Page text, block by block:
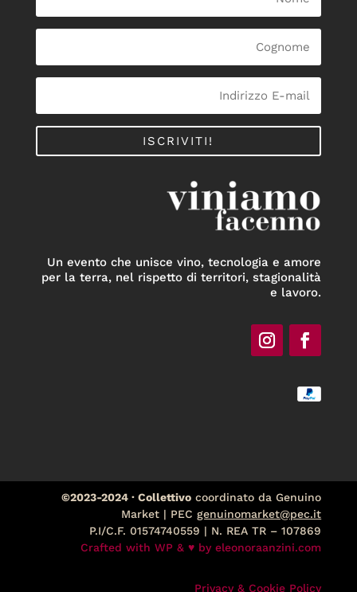
ISCRIVITI!
Un evento che unisce vino, tecnologia e amore
per la terra, nel rispetto di territori, stagionalità
e lavoro.
©2023-2024 · Collettivo coordinato da Genuino
Market | PECgenuinomarket@pec.it
P.I/C.F. 01574740559 | N. REA TR – 107869
Crafted with WP & ♥ by eleonoraanzini.com
Privacy & Cookie Policy